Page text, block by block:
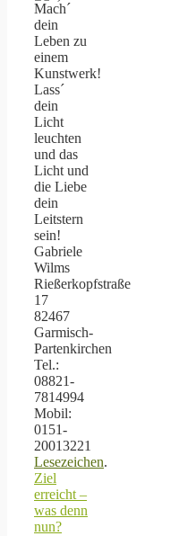
Mach´
dein
Leben zu
einem
Kunstwerk!
Lass´
dein
Licht
leuchten
und das
Licht und
die Liebe
dein
Leitstern
sein!
Gabriele
Wilms
Rießerkopfstraße
17
82467
Garmisch-
Partenkirchen
Tel.:
08821-
7814994
Mobil:
0151-
20013221
Lesezeichen.
Ziel
erreicht –
was denn
nun?